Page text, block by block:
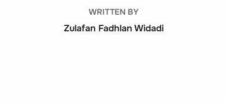
WRITTEN BY
Zulafan Fadhlan Widadi